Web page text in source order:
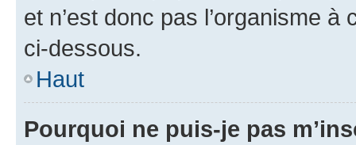
et n’est donc pas l’organisme
ci-dessous.
Haut
Pourquoi ne puis-je pas